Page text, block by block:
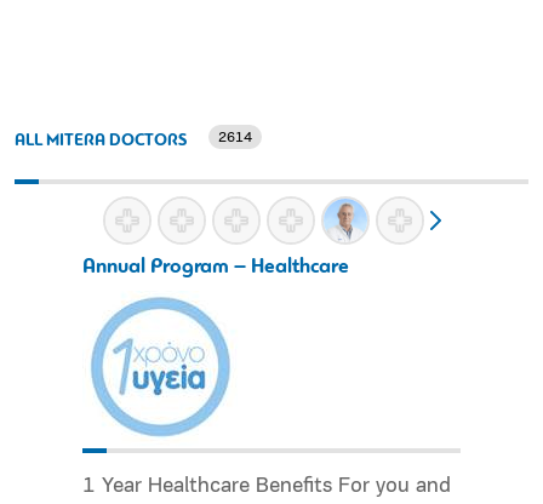
ALL MITERA DOCTORS 2614
Annual Program – Healthcare
1 Year Healthcare Benefits For you and